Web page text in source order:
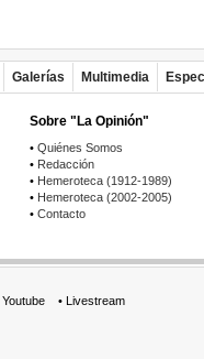
Galerías Multimedia
Sobre "La Opinión"
• Quiénes Somos
• Redacción
• Hemeroteca (1912-1989)
• Hemeroteca (2002-2005)
• Contacto
Youtube • Livestream